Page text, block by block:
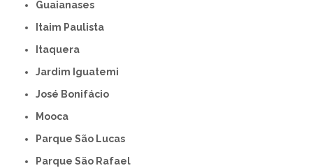
Guaianases
Itaim Paulista
Itaquera
Jardim Iguatemi
José Bonifácio
Mooca
Parque São Lucas
Parque São Rafael